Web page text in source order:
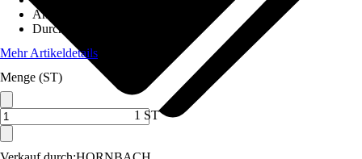
Anwendungsbereich
Durchmesser (von - bis)
Mehr Artikeldetails
Menge (ST)
1 ST